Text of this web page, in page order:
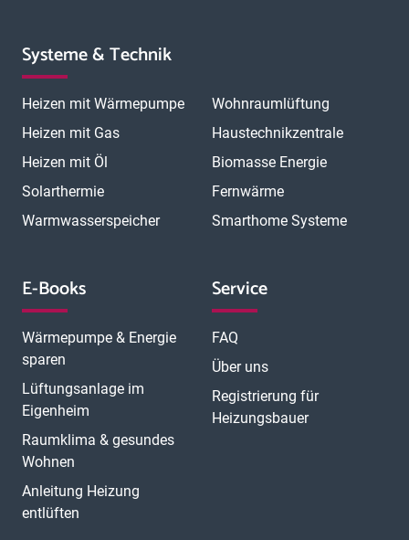
Systeme & Technik
Heizen mit Wärmepumpe
Heizen mit Gas
Heizen mit Öl
Solarthermie
Warmwasserspeicher
Wohnraumlüftung
Haustechnikzentrale
Biomasse Energie
Fernwärme
Smarthome Systeme
E-Books
Wärmepumpe & Energie
sparen
Lüftungsanlage im
Eigenheim
Raumklima & gesundes
Wohnen
Anleitung Heizung
entlüften
Service
FAQ
Über uns
Registrierung für
Heizungsbauer